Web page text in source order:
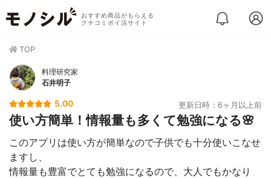
おすすめ商品がもらえる
クチコミポイ活サイト
TOP
料理研究家
石井明子
5.00 更新日時：6ヶ月以上前
使い方簡単！情報量も多くて勉強になる🌸
このアプリは使い方が簡単なので子供でも十分使いこなせ
ますし、
情報量も豊富でとても勉強になるので、大人でもかなり